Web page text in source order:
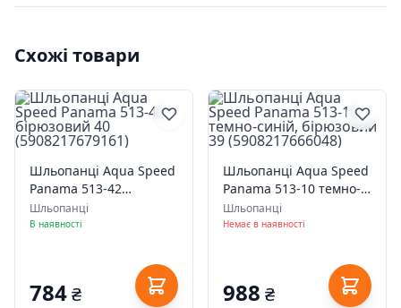
Схожі товари
Шльопанці Aqua Speed
Panama 513-42
бірюзовий 40
(5908217679161)
Шльопанці
В наявності
784₴
Шльопанці Aqua Speed
Panama 513-10 темно-
синій, бірюзовий 39
(5908217666048)
Шльопанці
Немає в наявності
988 ₴